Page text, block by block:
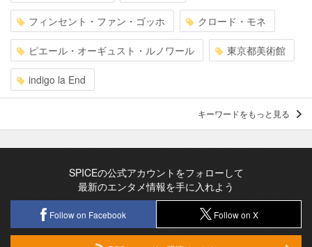
フィンセント・ファン・ゴッホ クロード・モネ
ピエール・オーギュスト・ルノワール 東京都美術館
indigo la End
キーワードをもっと見る
SPICEの公式アカウントをフォローして
最新のエンタメ情報を手に入れよう
Follow on Facebook Follow on X